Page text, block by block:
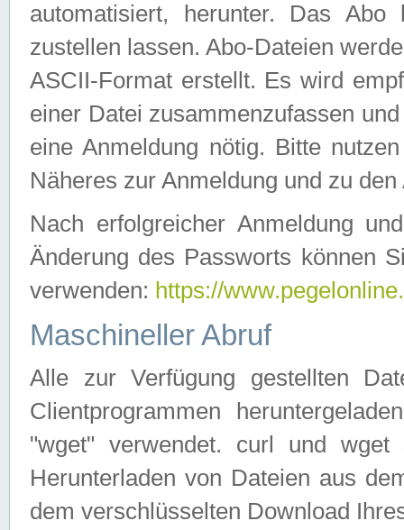
automatisiert, herunter. Das
zustellen lassen. Abo-Dateien
ASCII-Format erstellt. Es wird
einer Datei zusammenzufassen
eine Anmeldung nötig. Bitte
Näheres zur Anmeldung und zu
Nach erfolgreicher Anmeldung
Änderung des Passworts können
verwenden: https://
Maschineller Abruf
Alle zur Verfügung gestellten
Clientprogrammen
"wget" verwendet. curl und wget
Herunterladen von Dateien aus
dem verschlüsselten Download